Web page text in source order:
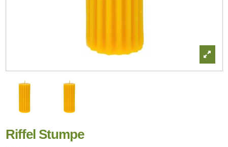
Riffel Stumpe